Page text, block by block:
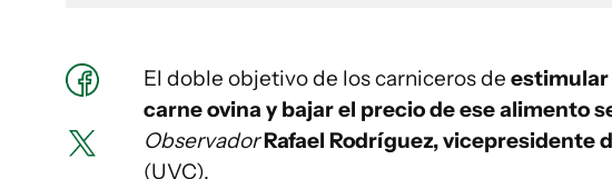
El doble objetivo de los carniceros de estimular
carne ovina y bajar el precio de ese alimento
ObservadorRafael Rodríguez, vicepresidente
(UVC).